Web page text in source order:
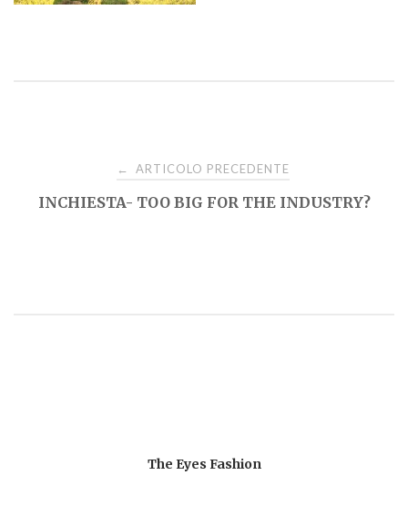
Navigazione
articoli
← ARTICOLO PRECEDENTE
INCHIESTA- TOO BIG FOR THE INDUSTRY?
The Eyes Fashion